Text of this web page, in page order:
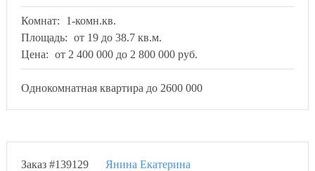
Комнат:
1-комн.кв.
Площадь: от 19 до 38.7 кв.м.
Цена: от 2 400 000 до 2 800 000 руб.
Однокомнатная квартира до 2600 000
Заказ #139129
Янина Екатерина